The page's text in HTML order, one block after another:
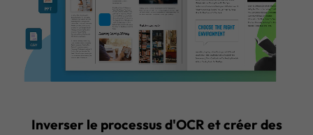
Prise en charge des documents et images
numérisés
Convertissez les documents numérisés et les images en
modifiables.
Différents formats de sortie
Traiter plusieurs fichiers simultanément